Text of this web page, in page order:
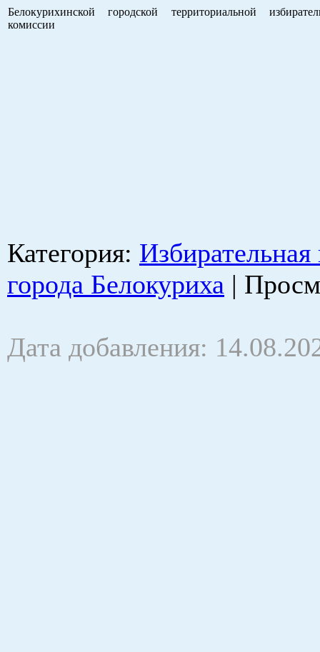
Белокурихинской городской территориальной
комиссии
Категория: Избирательная
города Белокуриха |
Дата добавления: